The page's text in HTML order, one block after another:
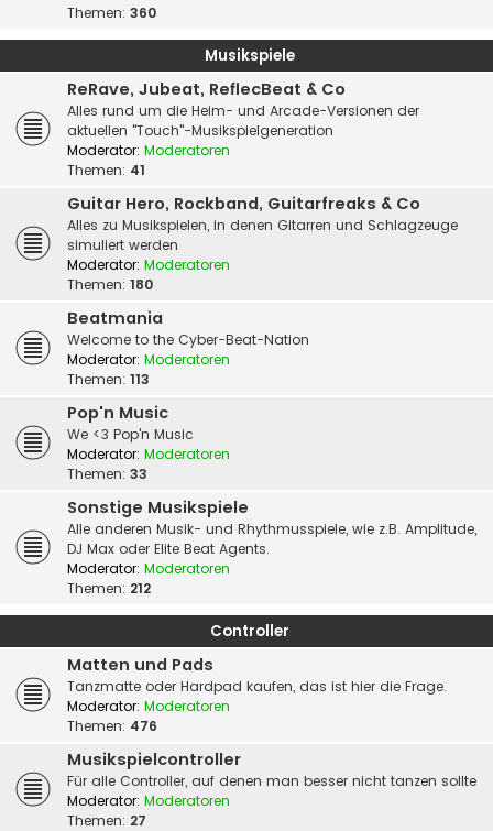
Themen: 360
Musikspiele
ReRave, Jubeat, ReflecBeat & Co
Alles rund um die Heim- und Arcade-Versionen der
aktuellen "Touch"-Musikspielgeneration
Moderator: Moderatoren
Themen: 41
Guitar Hero, Rockband, Guitarfreaks & Co
Alles zu Musikspielen, in denen Gitarren und Schlagzeuge
simuliert werden
Moderator: Moderatoren
Themen: 180
Beatmania
Welcome to the Cyber-Beat-Nation
Moderator: Moderatoren
Themen: 113
Pop'n Music
We <3 Pop'n Music
Moderator: Moderatoren
Themen: 33
Sonstige Musikspiele
Alle anderen Musik- und Rhythmusspiele, wie z.B. Amplitude,
DJ Max oder Elite Beat Agents.
Moderator: Moderatoren
Themen: 212
Controller
Matten und Pads
Tanzmatte oder Hardpad kaufen, das ist hier die Frage.
Moderator: Moderatoren
Themen: 476
Musikspielcontroller
Für alle Controller, auf denen man besser nicht tanzen sollte
Moderator: Moderatoren
Themen: 27